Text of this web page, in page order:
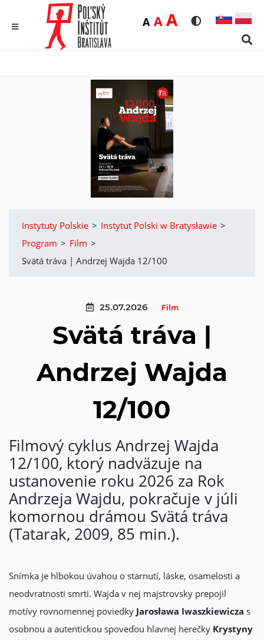
Rozmiar
ADomyślna
AŚrednia
ADużaWersja
Instytuty Polskie > Instytut Polski w Bratysławie >
Program > Film >
Svätá tráva | Andrzej Wajda 12/100
25.07.2026 Film
Svätá tráva |
Andrzej Wajda
12/100
Filmový cyklus Andrzej Wajda
12/100, ktorý nadväzuje na
ustanovenie roku 2026 za Rok
Andrzeja Wajdu, pokračuje v júli
komornou drámou Svätá tráva
(Tatarak, 2009, 85 min.).
Snímka je hlbokou úvahou o starnutí, láske, osamelosti a
neodvratnosti smrti. Wajda v nej majstrovsky prepojil
motívy rovnomennej poviedky Jarosława Iwaszkiewicza s
osobnou a autentickou spoveďou hlavnej herečky Krystyny